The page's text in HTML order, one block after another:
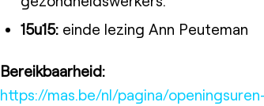
15u15:einde lezing Ann Peuteman
Bereikbaarheid:
https://mas.be/nl/pagina/